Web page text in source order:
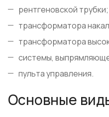
рентгеновской трубки;
трансформатора
трансформатора
системы,
пульта управления.
Основные